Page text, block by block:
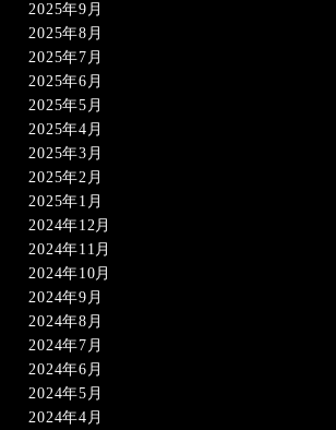
2025年9月
2025年8月
2025年7月
2025年6月
2025年5月
2025年4月
2025年3月
2025年2月
2025年1月
2024年12月
2024年11月
2024年10月
2024年9月
2024年8月
2024年7月
2024年6月
2024年5月
2024年4月